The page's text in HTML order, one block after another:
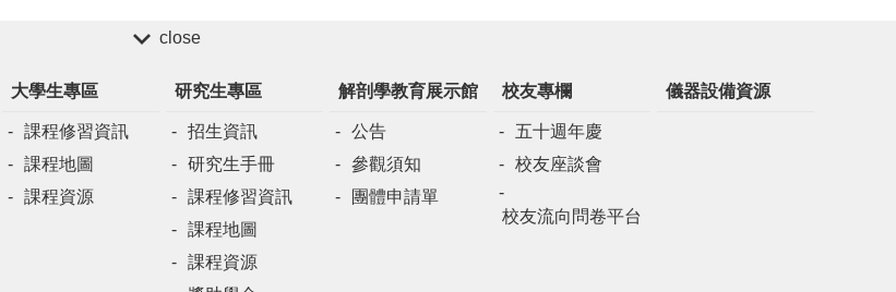
close
大學生專區
課程修習資訊
課程地圖
課程資源
研究生專區
招生資訊
研究生手冊
課程修習資訊
課程地圖
課程資源
解剖學教育展示館
公告
參觀須知
團體申請單
校友專欄
五十週年慶
校友座談會
校友流向問卷平台
儀器設備資源